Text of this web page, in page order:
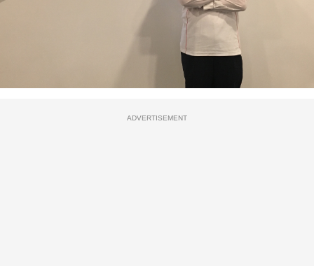
ADVERTISEMENT